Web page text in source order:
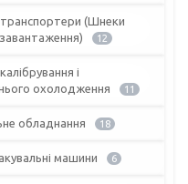
(Шнеки
12
і
охолодження
11
обладнання 18
машини 6